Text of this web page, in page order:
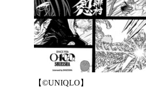
【©️UNIQLO】